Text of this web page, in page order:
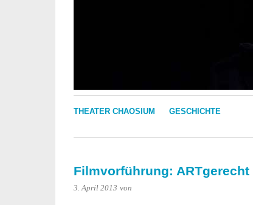
THEATER CHAOSIUM GESCHICHTE
Filmvorführung: ARTgerecht
3. April 2013 von